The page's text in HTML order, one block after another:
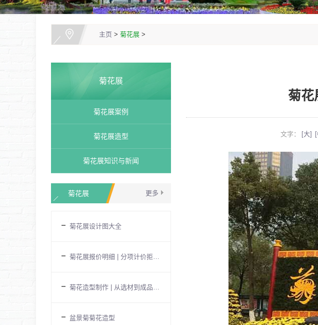
主页 > 菊花展 >
菊花展
菊花展案例
菊花展造型
菊花展知识与新闻
更多
菊花展
菊花展设计图大全
菊花展报价明细 | 分项计价拒绝隐形
菊花造型制作 | 从选材到成品的完整
盆景菊菊花造型
菊花
文字： [大]